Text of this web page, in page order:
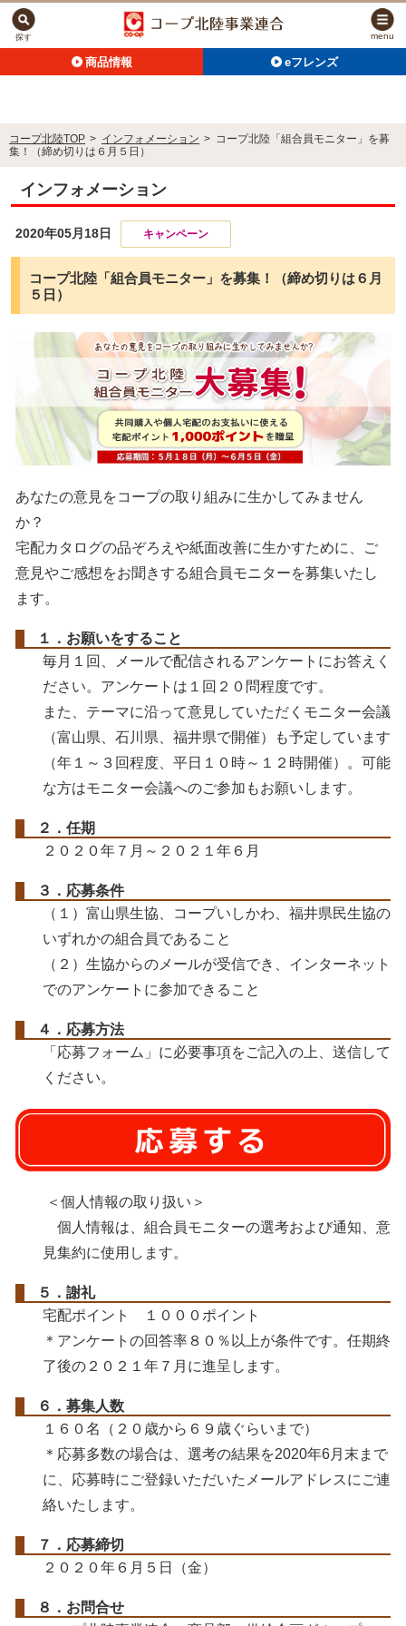
商品情報 eフレンズ
探す menu
コープ北陸TOP > インフォメーション > コープ北陸「組合員モニター」を募
集！（締め切りは６月５日）
インフォメーション
2020年05月18日 キャンペーン
コープ北陸「組合員モニター」を募集！（締め切りは６月
５日）
あなたの意見をコープの取り組みに生かしてみません
か？
宅配カタログの品ぞろえや紙面改善に生かすために、ご
意見やご感想をお聞きする組合員モニターを募集いたし
ます。
１．お願いをすること
毎月１回、メールで配信されるアンケートにお答えく
ださい。アンケートは１回２０問程度です。
また、テーマに沿って意見していただくモニター会議
（富山県、石川県、福井県で開催）も予定しています
（年１～３回程度、平日１０時～１２時開催）。可能
な方はモニター会議へのご参加もお願いします。
２．任期
２０２０年７月～２０２１年６月
３．応募条件
（１）富山県生協、コープいしかわ、福井県民生協の
いずれかの組合員であること
（２）生協からのメールが受信でき、インターネット
でのアンケートに参加できること
４ ．応募方法
「応募フォーム」に必要事項をご記入の上、送信して
ください。
＜個人情報の取り扱い＞
個人情報は、組合員モニターの選考および通知、意
見集約に使用します。
５ ．謝礼
宅配ポイント １０００ポイント
＊アンケートの回答率８０％以上が条件です。任期終
了後の２０２１年７月に進呈します。
６ ．募集人数
１６０名（２０歳から６９歳ぐらいまで）
＊応募多数の場合は、選考の結果を2020年6月末まで
に、応募時にご登録いただいたメールアドレスにご連
絡いたします。
７ ．応募締切
２０２０年６月５日（金）
８ ．お問合せ